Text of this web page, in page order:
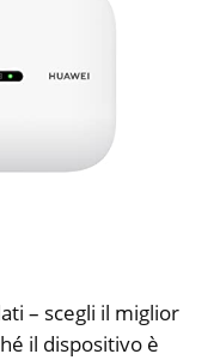
– scegli il miglior
il dispositivo è